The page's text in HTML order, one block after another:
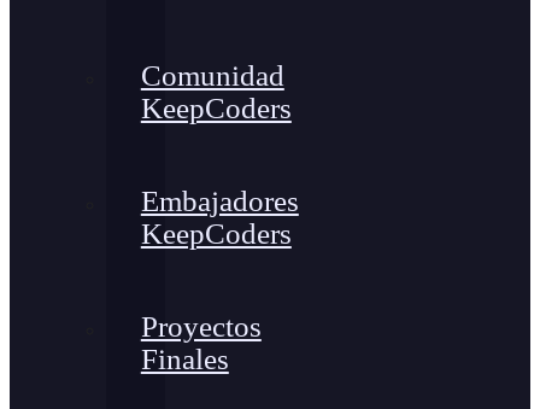
Comunidad
KeepCoders
Embajadores
KeepCoders
Proyectos
Finales